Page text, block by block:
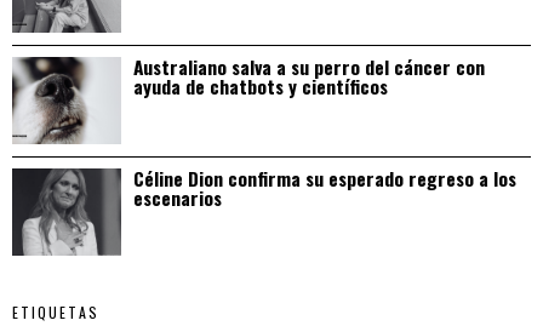
Australiano salva a su perro del cáncer con
ayuda de chatbots y científicos
Céline Dion confirma su esperado regreso a los
escenarios
ETIQUETAS